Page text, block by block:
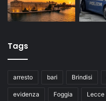
Tags
arresto bari Brindisi
evidenza Foggia Lecce